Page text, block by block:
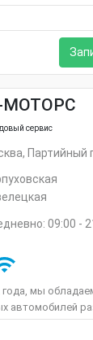
МОТОРС
сервис
Партийный
09:00 -
года, мы
автомобилей